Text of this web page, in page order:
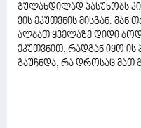
გულახდილად პასუხობს
ვის ეკუთვნის მისგან.
ალბათ ყველაზე დიდი
ეკუთვნით, რადგან იყო
გაუჩნდა, რა დროსაც მათ